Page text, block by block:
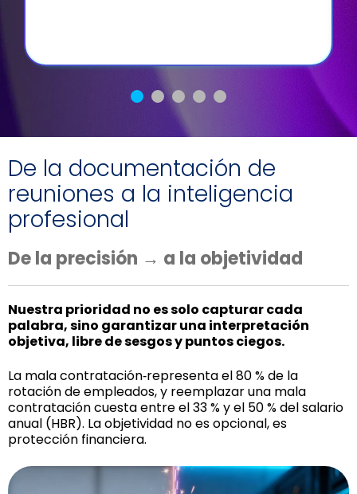
De la documentación de
reuniones a la inteligencia
profesional
De la precisión → a la objetividad
Nuestra prioridad no es solo capturar cada
palabra, sino garantizar una interpretación
objetiva, libre de sesgos y puntos ciegos.
La mala contratación‑representa el 80 % de la
rotación de empleados, y reemplazar una mala
contratación cuesta entre el 33 % y el 50 % del salario
anual (HBR). La objetividad no es opcional, es
protección financiera.